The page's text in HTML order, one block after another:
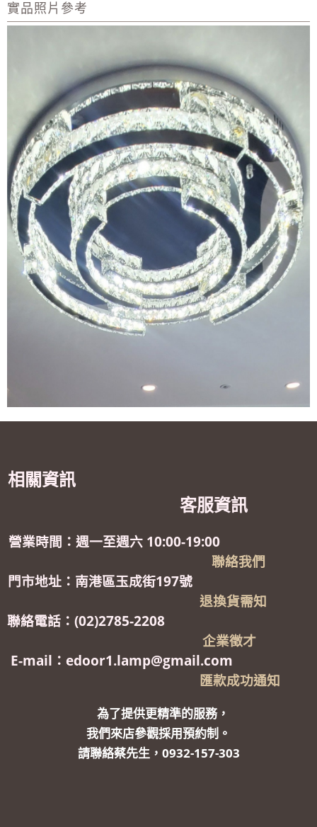
實品照片參考
相關資訊
客服資訊
營業時間：週一至週六 10:00-19:00
聯絡我們
門市地址：南港區玉成街197號
退換貨需知
聯絡電話：(02)2785-2208
企業徵才
E-mail：edoor1.lamp@gmail.com
匯款成功通知
為了提供更精準的服務，
我們來店參觀採用預約制。
請聯絡蔡先生，0932-157-303